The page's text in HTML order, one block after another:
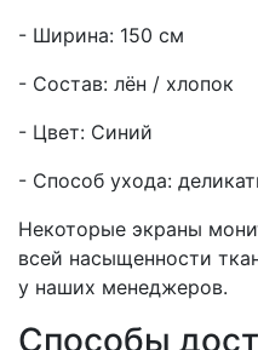
- Ширина: 150 см
- Состав: лён / хлопок
- Цвет: Синий
- Способ ухода:
Некоторые экраны
всей насыщенности
у наших менеджеров.
Способы